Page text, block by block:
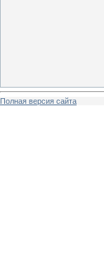
Полная версия сайта